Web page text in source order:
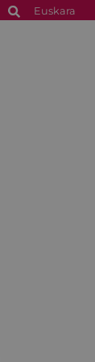
Euskara